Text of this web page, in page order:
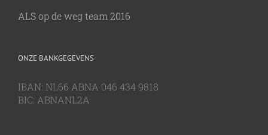
ALS op de weg team 2016
ONZE BANKGEGEVENS
IBAN: NL66 ABNA 046 434 9818
BIC: ABNANL2A